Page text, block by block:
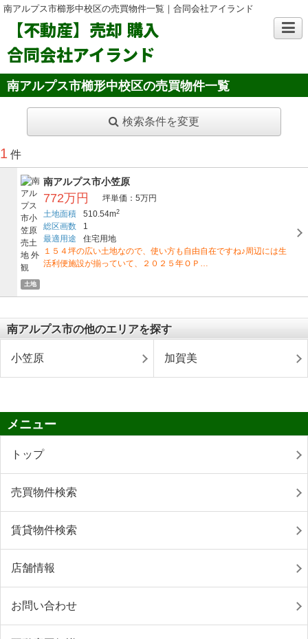
南アルプス市櫛形中校区の売買物件一覧｜合同会社アイランド
【不動産】売却 購入
合同会社アイランド
南アルプス市櫛形中校区の売買物件一覧
検索条件を変更
1 件
土地
南アルプス市小笠原
772万円
坪単価：5万円
土地面積
510.54m2
総区画数
1
最適用途
住宅用地
１５４坪の広い土地なので、使い方も自由自在ですね♪周辺には生
活利便施設が揃っていて、２０２５年ＯＰ…
南アルプス市の他のエリアを探す
小笠原 加賀美
メニュー
トップ
売買物件検索
賃貸物件検索
店舗情報
お問い合わせ